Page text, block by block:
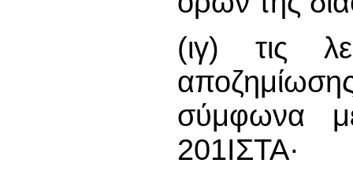
(ιγ) τις
σύμφωνα
201ΙΣΤΑ·